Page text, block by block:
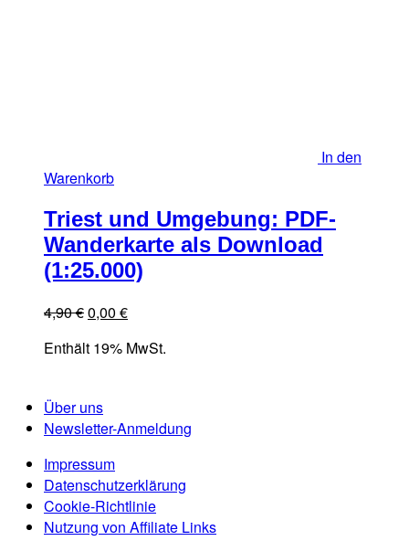
In den
Warenkorb
Triest und Umgebung: PDF-
Wanderkarte als Download
(1:25.000)
4,90€Ursprünglicher
war:
0,00 €Aktueller
ist:
Enthält 19% MwSt.
Über uns
Newsletter-Anmeldung
Impressum
Datenschutzerklärung
Cookie-Richtlinie
Nutzung von Affiliate Links